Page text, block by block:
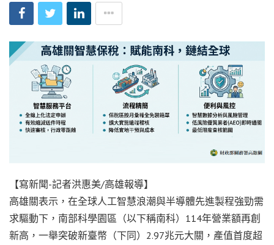
【寫新聞-記者洪惠美/高雄報導】
高雄關表示，在全球人工智慧浪潮與半導體先進製程強勁需
求驅動下，南部科學園區（以下稱南科）114年營業額再創
新高，一舉突破新臺幣（下同）2.97兆元大關，產值首度超